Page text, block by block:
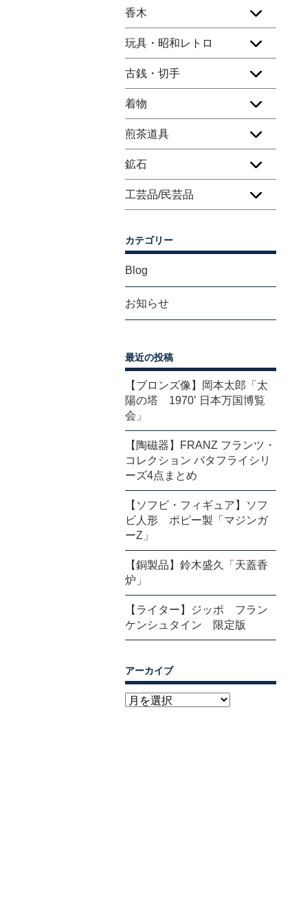
香木
玩具・昭和レトロ
古銭・切手
着物
煎茶道具
鉱石
工芸品/民芸品
カテゴリー
Blog
お知らせ
最近の投稿
【ブロンズ像】岡本太郎「太
陽の塔 1970’ 日本万国博覧
会」
【陶磁器】FRANZ フランツ・
コレクション バタフライシリ
ーズ4点まとめ
【ソフビ・フィギュア】ソフ
ビ人形 ポピー製「マジンガ
ーZ」
【銅製品】鈴木盛久「天蓋香
炉」
【ライター】ジッポ フラン
ケンシュタイン 限定版
アーカイブ